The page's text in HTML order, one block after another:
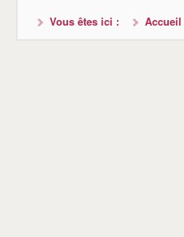
Vous êtes ici : Accueil